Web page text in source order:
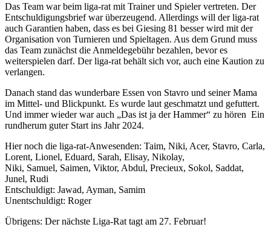
Das Team war beim liga-rat mit Trainer und Spieler vertreten. Der
Entschuldigungsbrief war überzeugend. Allerdings will der liga-rat
auch Garantien haben, dass es bei Giesing 81 besser wird mit der
Organisation von Turnieren und Spieltagen. Aus dem Grund muss
das Team zunächst die Anmeldegebühr bezahlen, bevor es
weiterspielen darf. Der liga-rat behält sich vor, auch eine Kaution zu
verlangen.
Danach stand das wunderbare Essen von Stavro und seiner Mama
im Mittel- und Blickpunkt. Es wurde laut geschmatzt und gefuttert.
Und immer wieder war auch „Das ist ja der Hammer“ zu hören Ein
rundherum guter Start ins Jahr 2024.
Hier noch die liga-rat-Anwesenden: Taim, Niki, Acer, Stavro, Carla,
Lorent, Lionel, Eduard, Sarah, Elisay, Nikolay,
Niki, Samuel, Saimen, Viktor, Abdul, Precieux, Sokol, Saddat,
Junel, Rudi
Entschuldigt: Jawad, Ayman, Samim
Unentschuldigt: Roger
Übrigens: Der nächste Liga-Rat tagt am 27. Februar!